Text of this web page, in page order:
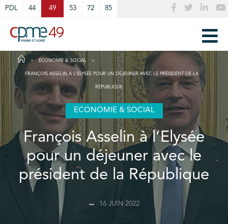
PDL 44 49 53 72 85
ECONOMIE & SOCIAL
FRANÇOIS ASSELIN À L’ELYSÉE POUR UN DÉJEUNER AVEC LE PRÉSIDENT DE LA
RÉPUBLIQUE
ECONOMIE & SOCIAL
François Asselin à l’Elysée
pour un déjeuner avec le
président de la République
16 JUIN 2022
Cookies management panel